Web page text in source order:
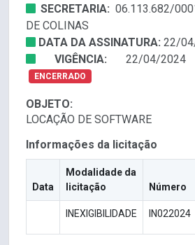
SECRETARIA: 06.113.682/
DE COLINAS
DATA DA ASSINATURA: 22/
VIGÊNCIA: 22/04/
ENCERRADO
OBJETO:
LOCAÇÃO DE SOFTWARE
Informações da licitação
Data
Modalidade da
licitação
Número
INEXIGIBILIDADE IN022024